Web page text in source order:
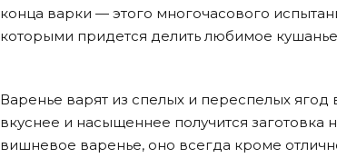
конца варки — этого многочасового
которыми придется делить любимое
Варенье варят из спелых и переспелых
вкуснее и насыщеннее получится заготовка
вишневое варенье, оно всегда кроме